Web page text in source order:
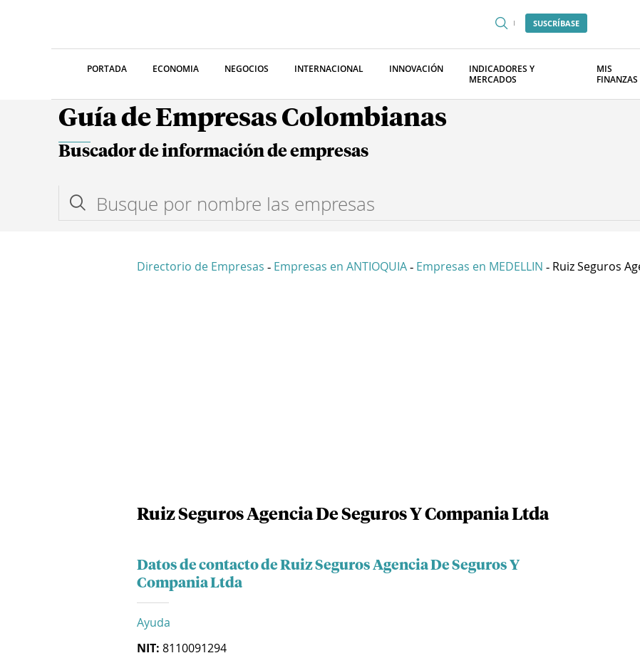
SUSCRÍBASE
PORTADA ECONOMIA NEGOCIOS INTERNACIONAL INNOVACIÓN
INDICADORES Y
MERCADOS
MIS
FINANZAS
Guía de Empresas Colombianas
Buscador de información de empresas
Directorio de Empresas - Empresas en ANTIOQUIA - Empresas en MEDELLIN - Ruiz Seguros
Ruiz Seguros Agencia De Seguros Y Compania Ltda
Datos de contacto de Ruiz Seguros Agencia De Seguros Y
Compania Ltda
Ayuda
NIT: 8110091294